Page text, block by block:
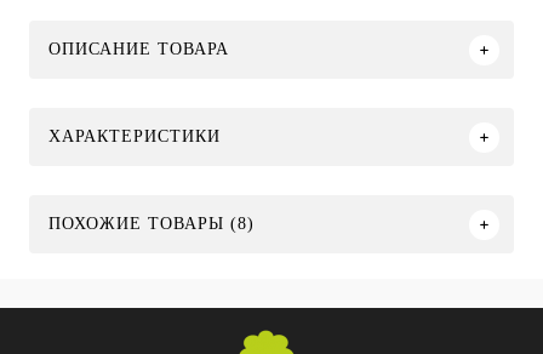
ОПИСАНИЕ ТОВАРА
ХАРАКТЕРИСТИКИ
ПОХОЖИЕ ТОВАРЫ (8)